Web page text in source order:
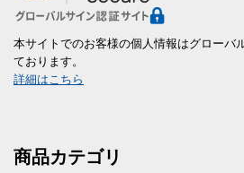
本サイトでのお客様の個人情報はグローバ
ております。
詳細はこちら
商品カテゴリ